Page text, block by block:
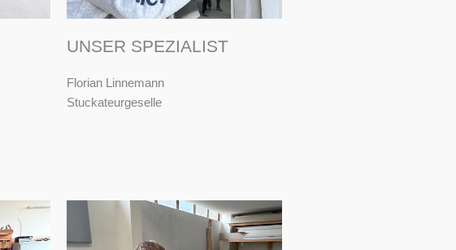
UNSER SPEZIALIST
Florian Linnemann
Stuckateurgeselle